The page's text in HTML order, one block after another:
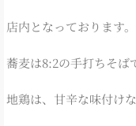
店内となっております。
蕎麦は8:2の手打ちそば
地鶏は、甘辛な味付け